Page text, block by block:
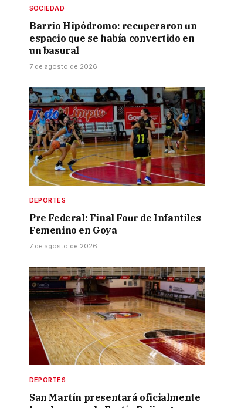
SOCIEDAD
Barrio Hipódromo: recuperaron un
espacio que se había convertido en
un basural
7 de agosto de 2026
DEPORTES
Pre Federal: Final Four de Infantiles
Femenino en Goya
7 de agosto de 2026
DEPORTES
San Martín presentará oficialmente